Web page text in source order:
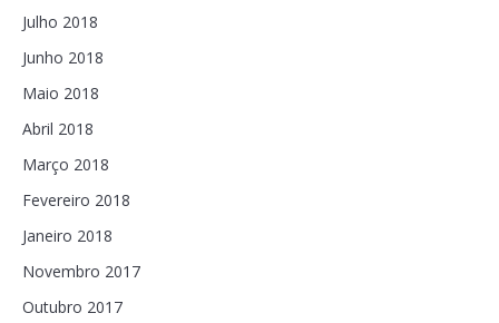
Julho 2018
Junho 2018
Maio 2018
Abril 2018
Março 2018
Fevereiro 2018
Janeiro 2018
Novembro 2017
Outubro 2017